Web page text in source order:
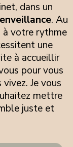
dans un
. Au
à votre rythme
une
à accueillir
pour vous
Je vous
mettre
juste et